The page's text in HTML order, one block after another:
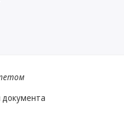
документа